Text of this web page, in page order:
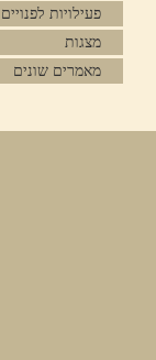
פעילויות
מצגות
מאמרים שונים